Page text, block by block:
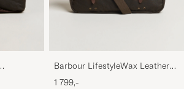
Barbour LifestyleWax Leather
Briefcase Olive
1 799,-